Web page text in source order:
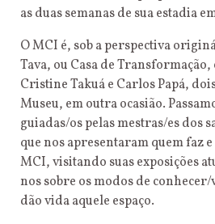
as duas semanas de sua estadia
O MCI é, sob a perspectiva
Tava, ou Casa de
Cristine Takuá e Carlos Papá,
Museu, em outra ocasião.
guiadas/os pelas mestras/es dos
que nos apresentaram quem faz
MCI, visitando suas exposições
nos sobre os modos de
dão vida aquele espaço.